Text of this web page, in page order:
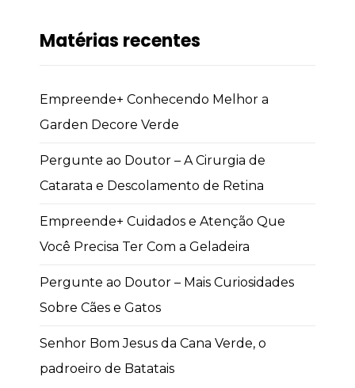
Matérias recentes
Empreende+ Conhecendo Melhor a
Garden Decore Verde
Pergunte ao Doutor – A Cirurgia de
Catarata e Descolamento de Retina
Empreende+ Cuidados e Atenção Que
Você Precisa Ter Com a Geladeira
Pergunte ao Doutor – Mais Curiosidades
Sobre Cães e Gatos
Senhor Bom Jesus da Cana Verde, o
padroeiro de Batatais